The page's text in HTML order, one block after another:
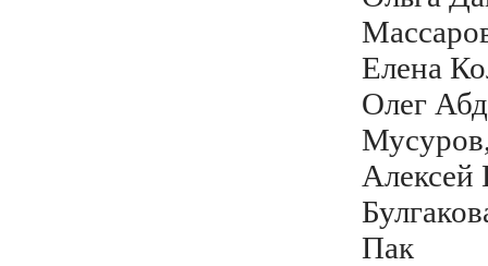
Елена
Олег
Пак